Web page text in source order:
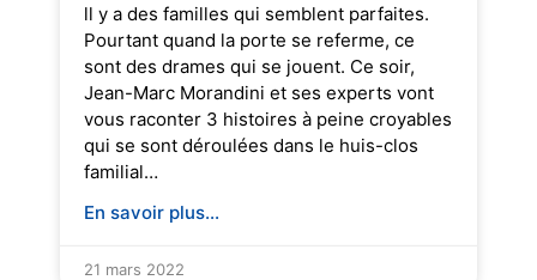
ll y a des familles qui semblent parfaites.
Pourtant quand la porte se referme, ce
sont des drames qui se jouent. Ce soir,
Jean-Marc Morandini et ses experts vont
vous raconter 3 histoires à peine croyables
qui se sont déroulées dans le huis-clos
familial…
En savoir plus...
21 mars 2022